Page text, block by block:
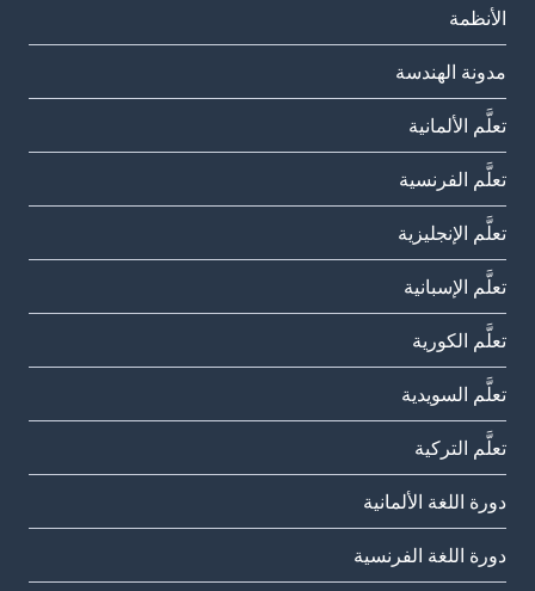
الأنظمة
مدونة الهندسة
تعلَّم الألمانية
تعلَّم الفرنسية
تعلَّم الإنجليزية
تعلَّم الإسبانية
تعلَّم الكورية
تعلَّم السويدية
تعلَّم التركية
دورة اللغة الألمانية
دورة اللغة الفرنسية